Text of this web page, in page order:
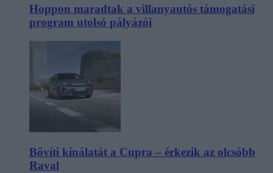
Hoppon maradtak a villanyautós támogatási
program utolsó pályázói
Bővíti kínálatát a Cupra – érkezik az olcsóbb
Raval